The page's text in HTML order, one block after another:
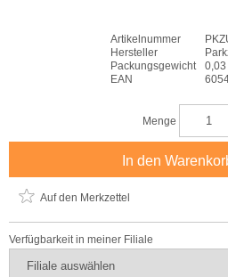
Artikelnummer
Hersteller
Packungsgewicht
0,03
EAN
Menge
In den
Auf den Merkzettel
Verfügbarkeit in meiner Filiale